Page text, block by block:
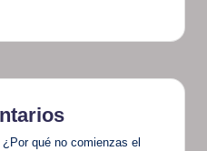
qué no comienzas el